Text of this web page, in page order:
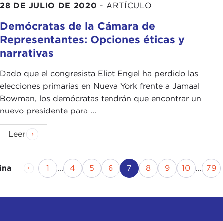
28 DE JULIO DE 2020 - ARTÍCULO
Demócratas de la Cámara de
Representantes: Opciones éticas y
narrativas
Dado que el congresista Eliot Engel ha perdido las
elecciones primarias en Nueva York frente a Jamaal
Bowman, los demócratas tendrán que encontrar un
nuevo presidente para ...
Leer
Página anterior
Página
1 ... Página
4 Página
5 Página
6 Página actual
7 Página
8 Página
9 Página
10 ... 79